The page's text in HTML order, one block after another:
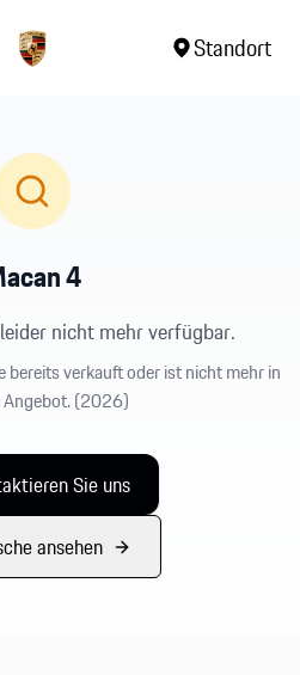
Standort
4
nicht mehr verfügbar.
bereits verkauft oder ist nicht mehr in
(2026)
Sie uns
ansehen